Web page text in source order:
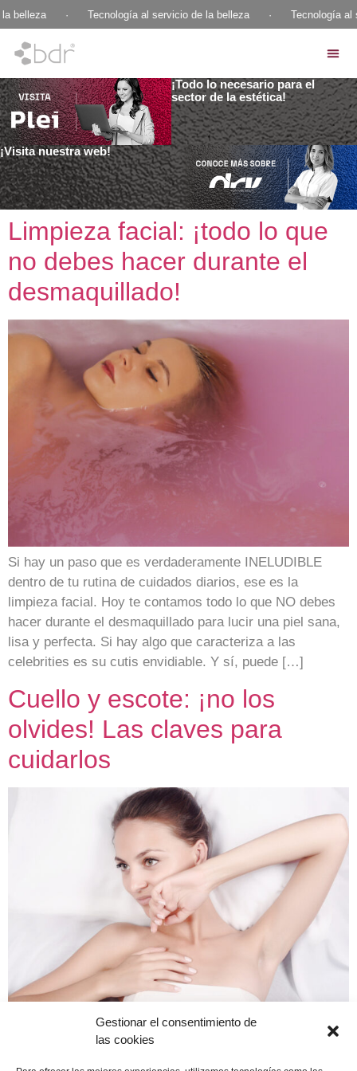
Gestionar el consentimiento de
las cookies
belleza Tecnología al servicio de la belleza Tecnología al
¡Todo lo necesario para el
sector de la estética!
¡Visita nuestra web!
Limpieza facial: ¡todo lo que
no debes hacer durante el
desmaquillado!
Si hay un paso que es verdaderamente INELUDIBLE
dentro de tu rutina de cuidados diarios, ese es la
limpieza facial. Hoy te contamos todo lo que NO debes
hacer durante el desmaquillado para lucir una piel sana,
lisa y perfecta. Si hay algo que caracteriza a las
celebrities es su cutis envidiable. Y sí, puede […]
Cuello y escote: ¡no los
olvides! Las claves para
cuidarlos
Cuello y escote suelen ser los grandes olvidados en lo
que respecta a tratamientos de belleza. Cuando